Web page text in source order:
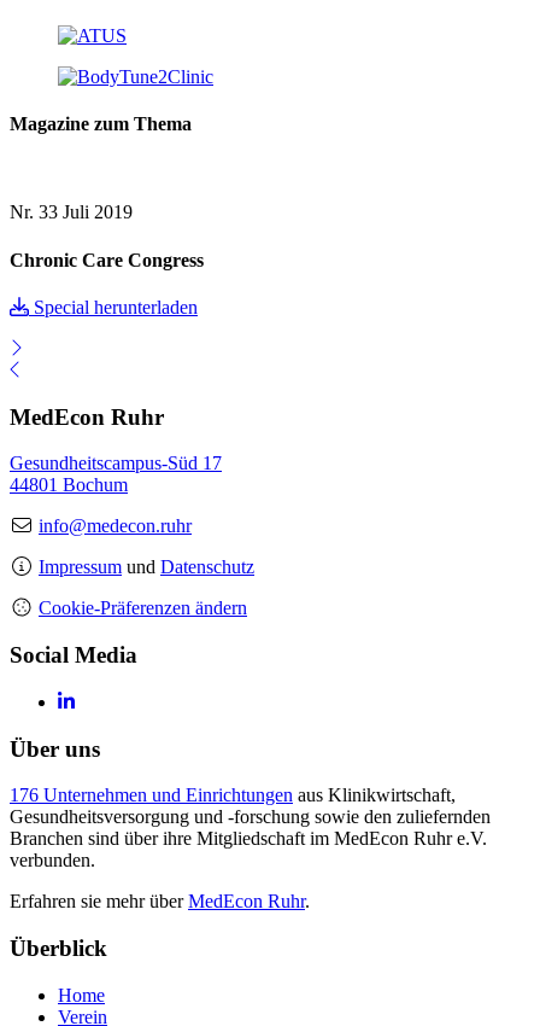
Magazine zum Thema
Nr. 33 Juli 2019
Chronic Care Congress
Special herunterladen
MedEcon Ruhr
Gesundheitscampus-Süd 17
44801 Bochum
info@medecon.ruhr
Impressum und Datenschutz
Cookie-Präferenzen ändern
Social Media
Über uns
176 Unternehmen und Einrichtungen aus Klinikwirtschaft,
Gesundheitsversorgung und -forschung sowie den zuliefernden
Branchen sind über ihre Mitgliedschaft im MedEcon Ruhr e.V.
verbunden.
Erfahren sie mehr überMedEcon Ruhr.
Überblick
Home
Verein